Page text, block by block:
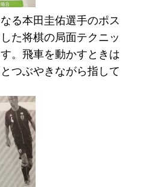
る本田圭佑選手のポス
た将棋の局面テクニッ
。飛車を動かすときは
つぶやきながら指して